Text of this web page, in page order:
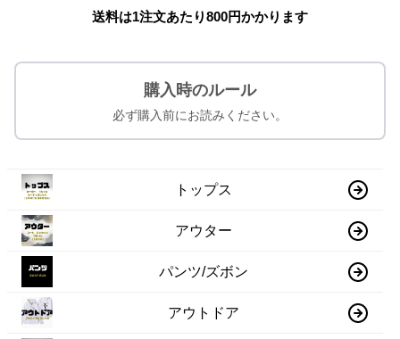
送料は1注文あたり800円かかります
購入時のルール
必ず購入前にお読みください。
トップス
アウター
パンツ/ズボン
アウトドア